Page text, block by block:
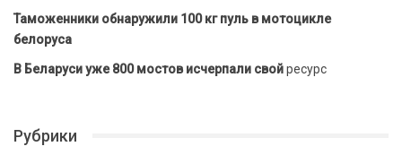
Таможенники обнаружили 100 кг пуль в мотоцикле
белоруса
В Беларуси уже 800 мостов исчерпали свойресурс
Рубрики